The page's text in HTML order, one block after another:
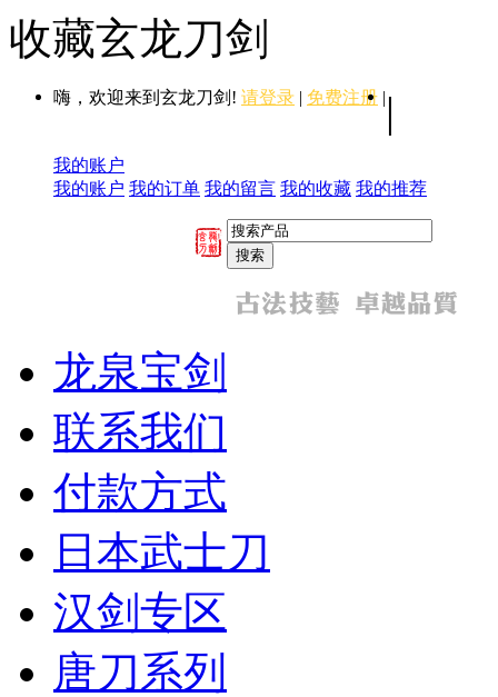
收藏玄龙刀剑
嗨，欢迎来到玄龙刀剑! 请登录 | 免费注册 | |
我的账户
我的账户 我的订单 我的留言 我的收藏 我的推荐
龙泉宝剑
联系我们
付款方式
日本武士刀
汉剑专区
唐刀系列